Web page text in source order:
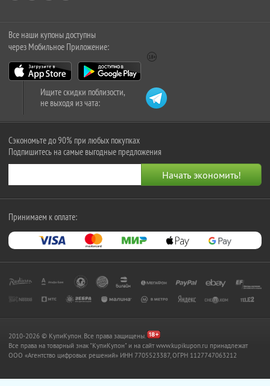
Все наши купоны доступны
через Мобильное Приложение:
Ищите скидки поблизости,
не выходя из чата:
Сэкономьте до 90% при любых покупках
Подпишитесь на самые выгодные предложения
Принимаем к оплате:
2010-2026 © КупиКупон. Все права защищены.
Все права на товарный знак "КупиКупон" и на сайт www.kupikupon.ru принадлежат
OOO «Агентство цифровых решений» ИНН 7705523387, ОГРН 1127747063212